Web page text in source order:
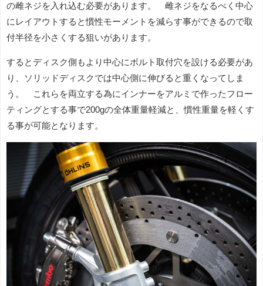
の雌ネジを入れ込む必要があります。 雌ネジをなるべく中心
にレイアウトすると慣性モーメントを減らす事ができるので取
付半径を小さくする狙いがあります。
するとディスク側もより中心にボルト取付穴を設ける必要があ
り、ソリッドディスクでは中心側に伸びると重くなってしま
う。 これらを両立する為にインナーをアルミで作ったフロー
ティングとする事で200gの全体重量軽減と、慣性重量を軽くす
る事が可能となります。